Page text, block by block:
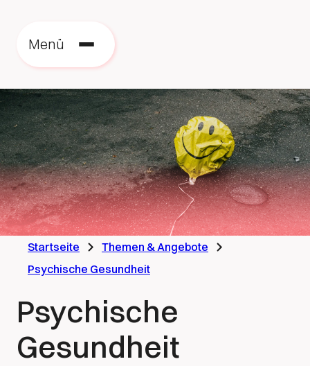
Menü
Startseite
Themen & Angebote
Psychische Gesundheit
Psychische
Gesundheit